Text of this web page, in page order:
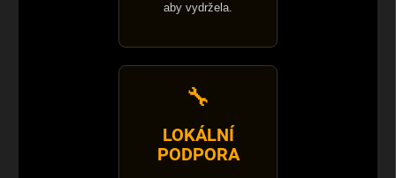
aby vydržela.
🔧
LOKÁLNÍ
PODPORA